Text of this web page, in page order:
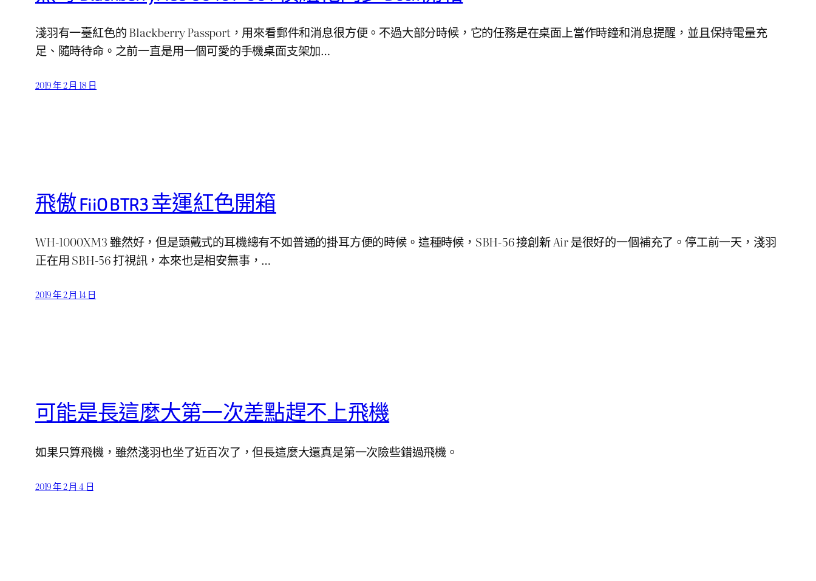
淺羽有一臺紅色的 Blackberry Passport，用來看郵件和消息很方便。不過大部分時候，它的任務是在桌面上當作時鐘和消息提醒，並且保持電量充
足、隨時待命。之前一直是用一個可愛的手機桌面支架加…
2019 年 2 月 18 日
飛傲 FiiO BTR3 幸運紅色開箱
WH-1000XM3 雖然好，但是頭戴式的耳機總有不如普通的掛耳方便的時候。這種時候，SBH-56 接創新 Air 是很好的一個補充了。停工前一天，淺羽
正在用 SBH-56 打視訊，本來也是相安無事，…
2019 年 2 月 14 日
可能是長這麼大第一次差點趕不上飛機
如果只算飛機，雖然淺羽也坐了近百次了，但長這麼大還真是第一次險些錯過飛機。
2019 年 2 月 4 日